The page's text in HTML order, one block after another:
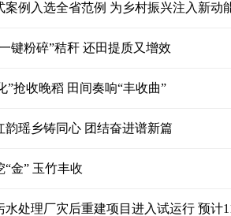
案例入选全省范例 为乡村振兴注入新动
键粉碎”秸秆 还田提质又增效
”抢收晚稻 田间奏响“丰收曲”
韵瑶乡铸同心 团结奋进谱新篇
“金” 玉竹丰收
水处理厂灾后重建项目进入试运行 预计